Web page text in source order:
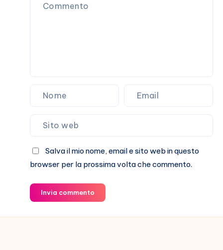
attaccarlo
Salva il mio nome, email e sito web in questo
browser per la prossima volta che commento.
Invia commento